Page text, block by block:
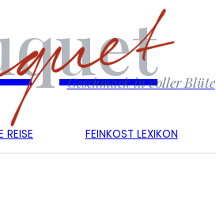
Geschmack in voller Blüte
REISE FEINKOST LEXIKON